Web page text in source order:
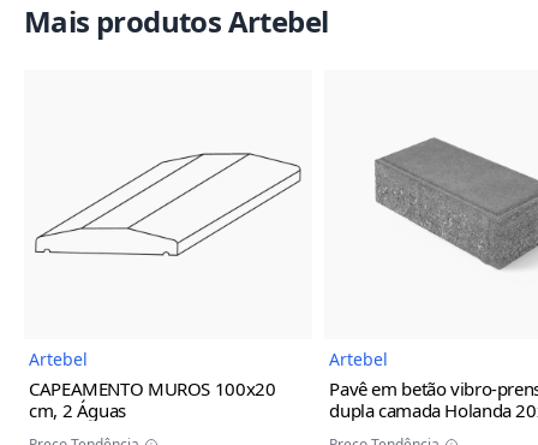
Mais produtos Artebel
Imagem do Produto
Artebel
CAPEAMENTO MUROS 100x20
cm, 2 Águas
Artebel
Pavê em betão vibro-
dupla camada Holanda
cm, C/ Bisel, Cinza